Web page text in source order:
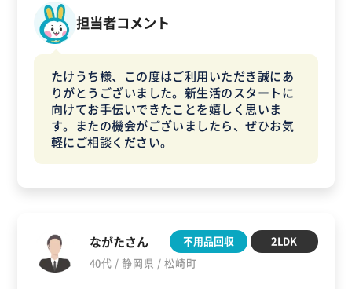
担当者コメント
たけうち様、この度はご利用いただき誠にあ
りがとうございました。新生活のスタートに
向けてお手伝いできたことを嬉しく思いま
す。またの機会がございましたら、ぜひお気
軽にご相談ください。
ながたさん
40代 / 静岡県 / 松崎町
不用品回収 2LDK